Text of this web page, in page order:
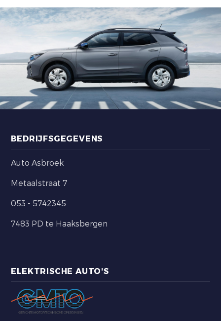
BEDRIJFSGEGEVENS
Auto Asbroek
Metaalstraat 7
053 - 5742345
7483 PD te Haaksbergen
ELEKTRISCHE AUTO'S